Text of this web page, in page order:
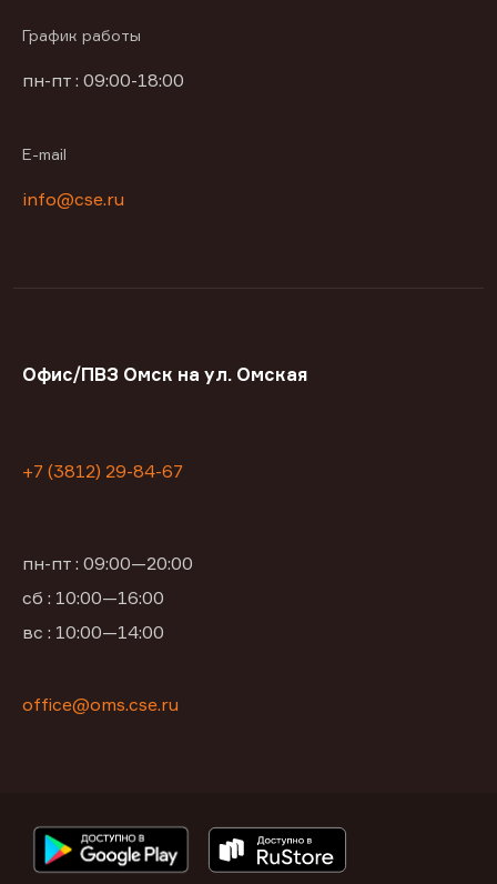
График работы
пн-пт : 09:00-18:00
E-mail
info@cse.ru
Офис/ПВЗ Омск на ул. Омская
+7 (3812) 29-84-67
пн-пт : 09:00—20:00
сб : 10:00—16:00
вс : 10:00—14:00
office@oms.cse.ru